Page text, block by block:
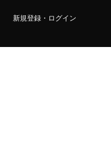
新規登録・ログイン